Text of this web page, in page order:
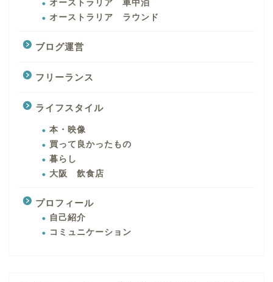
オーストラリア 車中泊
オーストラリア ラウンド
ブログ運営
フリーランス
ライフスタイル
本・映像
買って良かったもの
暮らし
大阪 飲食店
プロフィール
自己紹介
コミュニケーション